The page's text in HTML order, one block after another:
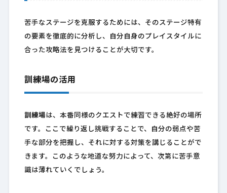
苦手なステージを克服するためには、そのステージ特有
の要素を徹底的に分析し、自分自身のプレイスタイルに
合った攻略法を見つけることが大切です。
訓練場の活用
訓練場は、本番同様のクエストで練習できる絶好の場所
です。ここで繰り返し挑戦することで、自分の弱点や苦
手な部分を把握し、それに対する対策を講じることがで
きます。このような地道な努力によって、次第に苦手意
識は薄れていくでしょう。